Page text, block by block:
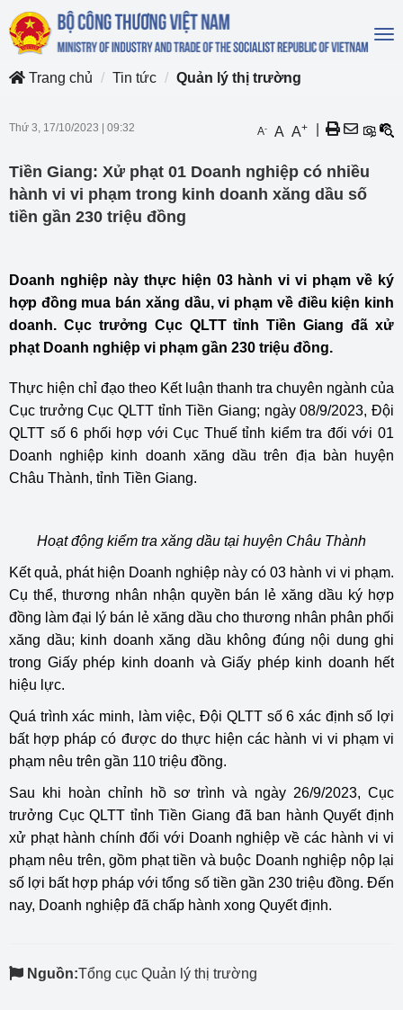
Trang chủ
Tin tức Quản lý thị trường
Thứ 3, 17/10/2023 09:32 A- A A+
Tiền Giang: Xử phạt 01 Doanh nghiệp có nhiều
hành vi vi phạm trong kinh doanh xăng dầu số
tiền gần 230 triệu đồng
Doanh nghiệp này thực hiện 03 hành vi vi phạm về ký
hợp đồng mua bán xăng dầu, vi phạm về điều kiện kinh
doanh. Cục trưởng Cục QLTT tỉnh Tiền Giang đã xử
phạt Doanh nghiệp vi phạm gần 230 triệu đồng.
Thực hiện chỉ đạo theo Kết luận thanh tra chuyên ngành của
Cục trưởng Cục QLTT tỉnh Tiền Giang; ngày 08/9/2023, Đội
QLTT số 6 phối hợp với Cục Thuế tỉnh kiểm tra đối với 01
Doanh nghiệp kinh doanh xăng dầu trên địa bàn huyện
Châu Thành, tỉnh Tiền Giang.
Hoạt động kiểm tra xăng dầu tại huyện Châu Thành
Kết quả, phát hiện Doanh nghiệp này có 03 hành vi vi phạm.
Cụ thể, thương nhân nhận quyền bán lẻ xăng dầu ký hợp
đồng làm đại lý bán lẻ xăng dầu cho thương nhân phân phối
xăng dầu; kinh doanh xăng dầu không đúng nội dung ghi
trong Giấy phép kinh doanh và Giấy phép kinh doanh hết
hiệu lực.
Quá trình xác minh, làm việc, Đội QLTT số 6 xác định số lợi
bất hợp pháp có được do thực hiện các hành vi vi phạm vi
phạm nêu trên gần 110 triệu đồng.
Sau khi hoàn chỉnh hồ sơ trình và ngày 26/9/2023, Cục
trưởng Cục QLTT tỉnh Tiền Giang đã ban hành Quyết định
xử phạt hành chính đối với Doanh nghiệp về các hành vi vi
phạm nêu trên, gồm phạt tiền và buộc Doanh nghiệp nộp lại
số lợi bất hợp pháp với tổng số tiền gần 230 triệu đồng. Đến
nay, Doanh nghiệp đã chấp hành xong Quyết định.
Nguồn:Tổng cục Quản lý thị trường